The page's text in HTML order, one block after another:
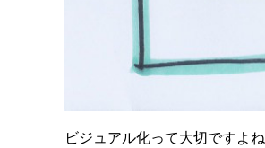
ビジュアル化って大切ですよね